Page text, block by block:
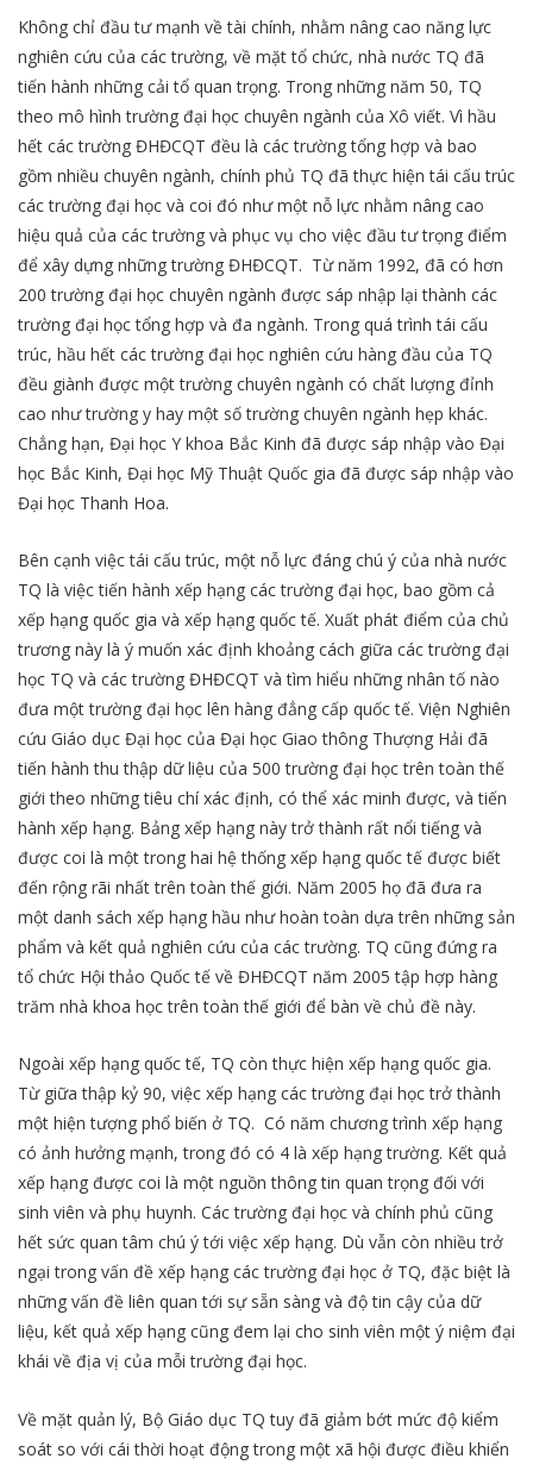
Không chỉ đầu tư mạnh về tài chính, nhằm nâng cao năng lực
nghiên cứu của các trường, về mặt tổ chức, nhà nước TQ đã
tiến hành những cải tổ quan trọng. Trong những năm 50, TQ
theo mô hình trường đại học chuyên ngành của Xô viết. Vì hầu
hết các trường ĐHĐCQT đều là các trường tổng hợp và bao
gồm nhiều chuyên ngành, chính phủ TQ đã thực hiện tái cấu trúc
các trường đại học và coi đó như một nỗ lực nhằm nâng cao
hiệu quả của các trường và phục vụ cho việc đầu tư trọng điểm
để xây dựng những trường ĐHĐCQT. Từ năm 1992, đã có hơn
200 trường đại học chuyên ngành được sáp nhập lại thành các
trường đại học tổng hợp và đa ngành. Trong quá trình tái cấu
trúc, hầu hết các trường đại học nghiên cứu hàng đầu của TQ
đều giành được một trường chuyên ngành có chất lượng đỉnh
cao như trường y hay một số trường chuyên ngành hẹp khác.
Chẳng hạn, Đại học Y khoa Bắc Kinh đã được sáp nhập vào Đại
học Bắc Kinh, Đại học Mỹ Thuật Quốc gia đã được sáp nhập vào
Đại học Thanh Hoa.
Bên cạnh việc tái cấu trúc, một nỗ lực đáng chú ý của nhà nước
TQ là việc tiến hành xếp hạng các trường đại học, bao gồm cả
xếp hạng quốc gia và xếp hạng quốc tế. Xuất phát điểm của chủ
trương này là ý muốn xác định khoảng cách giữa các trường đại
học TQ và các trường ĐHĐCQT và tìm hiểu những nhân tố nào
đưa một trường đại học lên hàng đẳng cấp quốc tế. Viện Nghiên
cứu Giáo dục Đại học của Đại học Giao thông Thượng Hải đã
tiến hành thu thập dữ liệu của 500 trường đại học trên toàn thế
giới theo những tiêu chí xác định, có thể xác minh được, và tiến
hành xếp hạng. Bảng xếp hạng này trở thành rất nổi tiếng và
được coi là một trong hai hệ thống xếp hạng quốc tế được biết
đến rộng rãi nhất trên toàn thế giới. Năm 2005 họ đã đưa ra
một danh sách xếp hạng hầu như hoàn toàn dựa trên những sản
phẩm và kết quả nghiên cứu của các trường. TQ cũng đứng ra
tổ chức Hội thảo Quốc tế về ĐHĐCQT năm 2005 tập hợp hàng
trăm nhà khoa học trên toàn thế giới để bàn về chủ đề này.
Ngoài xếp hạng quốc tế, TQ còn thực hiện xếp hạng quốc gia.
Từ giữa thập kỷ 90, việc xếp hạng các trường đại học trở thành
một hiện tượng phổ biến ở TQ. Có năm chương trình xếp hạng
có ảnh hưởng mạnh, trong đó có 4 là xếp hạng trường. Kết quả
xếp hạng được coi là một nguồn thông tin quan trọng đối với
sinh viên và phụ huynh. Các trường đại học và chính phủ cũng
hết sức quan tâm chú ý tới việc xếp hạng. Dù vẫn còn nhiều trở
ngại trong vấn đề xếp hạng các trường đại học ở TQ, đặc biệt là
những vấn đề liên quan tới sự sẵn sàng và độ tin cậy của dữ
liệu, kết quả xếp hạng cũng đem lại cho sinh viên một ý niệm đại
khái về địa vị của mỗi trường đại học.
Về mặt quản lý, Bộ Giáo dục TQ tuy đã giảm bớt mức độ kiểm
soát so với cái thời hoạt động trong một xã hội được điều khiển